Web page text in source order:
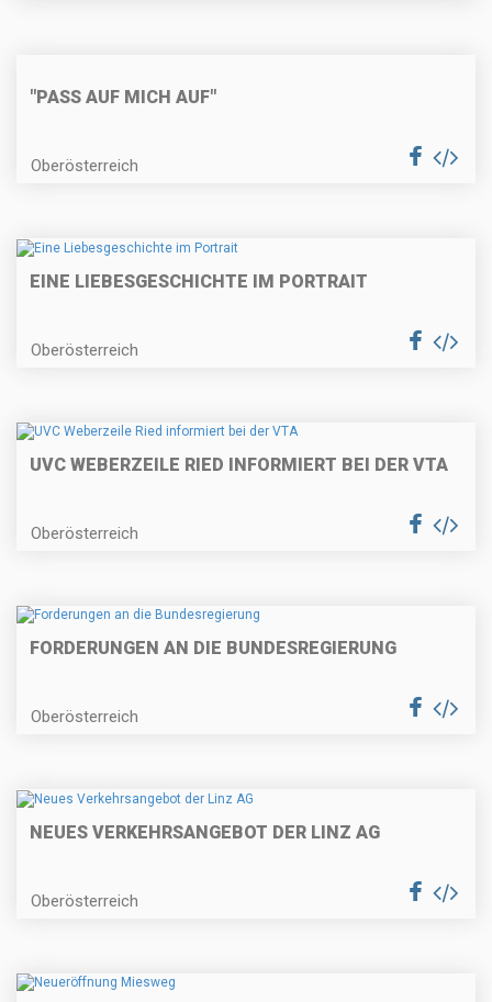
"PASS AUF MICH AUF"
Oberösterreich
EINE LIEBESGESCHICHTE IM PORTRAIT
Oberösterreich
UVC WEBERZEILE RIED INFORMIERT BEI DER VTA
Oberösterreich
FORDERUNGEN AN DIE BUNDESREGIERUNG
Oberösterreich
NEUES VERKEHRSANGEBOT DER LINZ AG
Oberösterreich